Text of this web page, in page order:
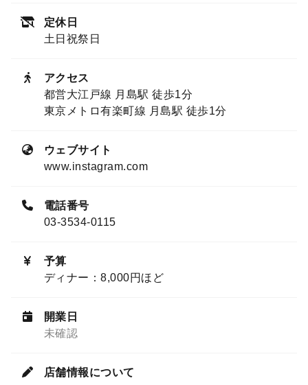
定休日
土日祝祭日
アクセス
都営大江戸線 月島駅 徒歩1分
東京メトロ有楽町線 月島駅 徒歩1分
ウェブサイト
www.instagram.com
電話番号
03-3534-0115
予算
ディナー：8,000円ほど
開業日
未確認
店舗情報について